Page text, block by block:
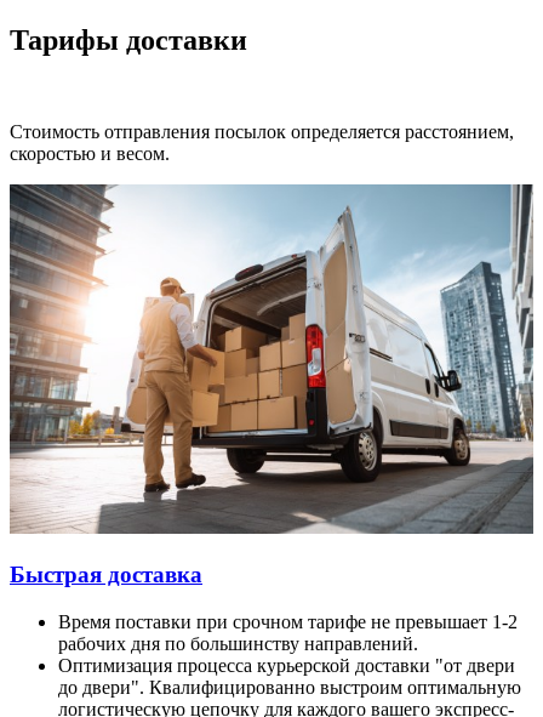
Тарифы доставки
Стоимость отправления посылок определяется расстоянием,
скоростью и весом.
Быстрая доставка
Время поставки при срочном тарифе не превышает 1-2
рабочих дня по большинству направлений.
Оптимизация процесса курьерской доставки "от двери
до двери". Квалифицированно выстроим оптимальную
логистическую цепочку для каждого вашего экспресс-